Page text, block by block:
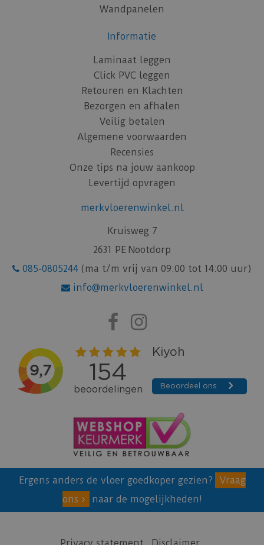
Wandpanelen
Informatie
Laminaat leggen
Click PVC leggen
Retouren en Klachten
Bezorgen en afhalen
Veilig betalen
Algemene voorwaarden
Recensies
Onze tips na jouw aankoop
Levertijd opvragen
merkvloerenwinkel.nl
Kruisweg 7
2631 PE Nootdorp
085-0805244 (ma t/m vrij van 09:00 tot 14:00 uur)
info@merkvloerenwinkel.nl
Ergens anders de vloer goedkoper gezien?
Vraag
ons
naar de mogelijkheden!